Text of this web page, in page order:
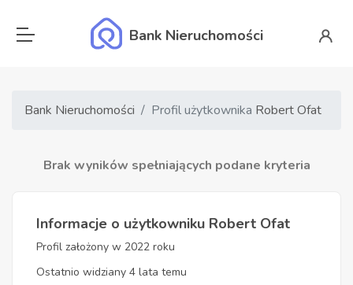
Bank Nieruchomości
Bank Nieruchomości Profil użytkownika Robert Ofat
Brak wyników spełniających podane kryteria
Informacje o użytkowniku Robert Ofat
Profil założony w 2022 roku
Ostatnio widziany 4 lata temu